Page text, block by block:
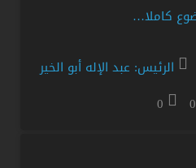
كاملا…
الرئيس: عبد الإله أبو الخير
0
0